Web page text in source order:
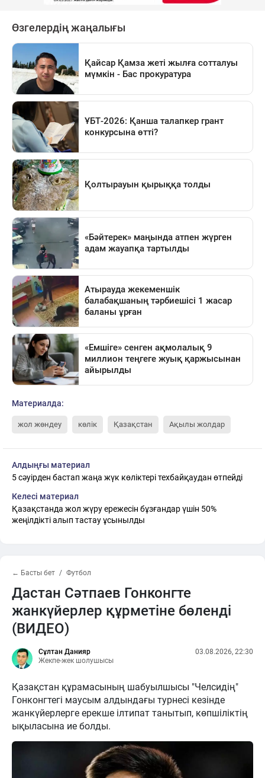
Материалда:
жол жөндеу көлік Қазақстан Ақылы жолдар
Алдыңғы материал
5 сәуірден бастап жаңа жүк көліктері техбайқаудан өтпейді
Келесі материал
Қазақстанда жол жүру ережесін бұзғандар үшін 50%
жеңілдікті алып тастау ұсынылды
← Басты бет Футбол
Дастан Сәтпаев Гонконгте
жанкүйерлер құрметіне бөленді
(ВИДЕО)
Сұлтан Данияр
Жекпе-жек шолушысы
03.08.2026, 22:30
Қазақстан құрамасының шабуылшысы "Челсидің"
Гонконгтегі маусым алдындағы турнесі кезінде
жанкүйерлерге ерекше ілтипат танытып, көпшіліктің
ықыласына ие болды.